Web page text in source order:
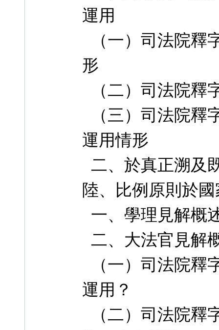
運用
（一）司法院釋
形
（二）司法院釋
（三）司法院釋
運用情形
二、於真正溯及
陸、比例原則於
一、學理見解概
二、大法官見解
（一）司法院釋
運用？
（二）司法院釋